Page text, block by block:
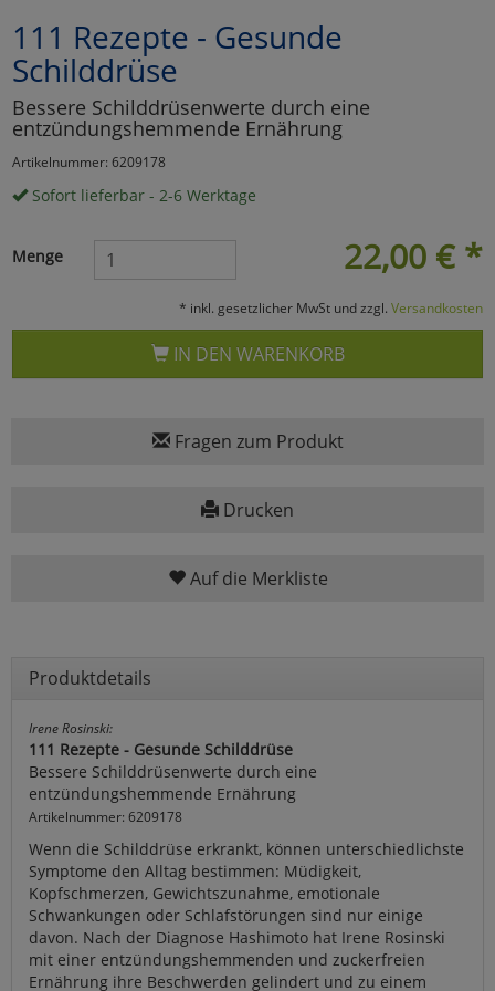
111 Rezepte - Gesunde
Schilddrüse
Bessere Schilddrüsenwerte durch eine
entzündungshemmende Ernährung
Artikelnummer: 6209178
Sofort lieferbar - 2-6 Werktage
22,00 € *
Menge
* inkl. gesetzlicher MwSt und zzgl. Versandkosten
IN DEN WARENKORB
Fragen zum Produkt
Drucken
Auf die Merkliste
Produktdetails
Irene Rosinski:
111 Rezepte - Gesunde Schilddrüse
Bessere Schilddrüsenwerte durch eine
entzündungshemmende Ernährung
Artikelnummer: 6209178
Wenn die Schilddrüse erkrankt, können unterschiedlichste
Symptome den Alltag bestimmen: Müdigkeit,
Kopfschmerzen, Gewichtszunahme, emotionale
Schwankungen oder Schlafstörungen sind nur einige
davon. Nach der Diagnose Hashimoto hat Irene Rosinski
mit einer entzündungshemmenden und zuckerfreien
Ernährung ihre Beschwerden gelindert und zu einem
Marketing
Umfragetools
Cookies
Alle Akzeptieren
Einstellungen speichern
zurück